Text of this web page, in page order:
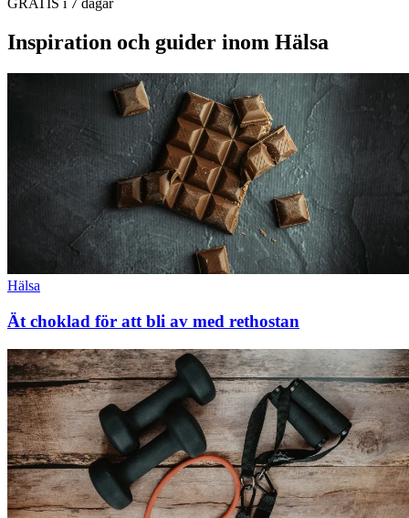
GRATIS i 7 dagar
Inspiration och guider inom Hälsa
Hälsa
Ät choklad för att bli av med rethostan